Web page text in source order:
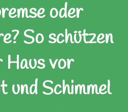
oder
So schützen
Haus vor
und Schimmel